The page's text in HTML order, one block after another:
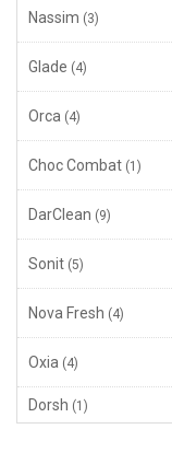
Nassim (3)
Glade (4)
Orca (4)
Choc Combat (1)
DarClean (9)
Sonit (5)
Nova Fresh (4)
Oxia (4)
Dorsh (1)